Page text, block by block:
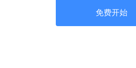
免费开始